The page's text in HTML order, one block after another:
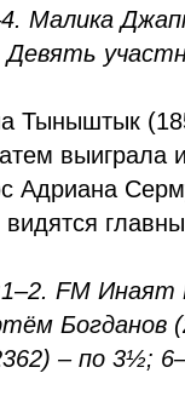
Малика
Тыныштык
выиграла
Адриана
1–2. FM Инаят
Богданов
– по 3½;